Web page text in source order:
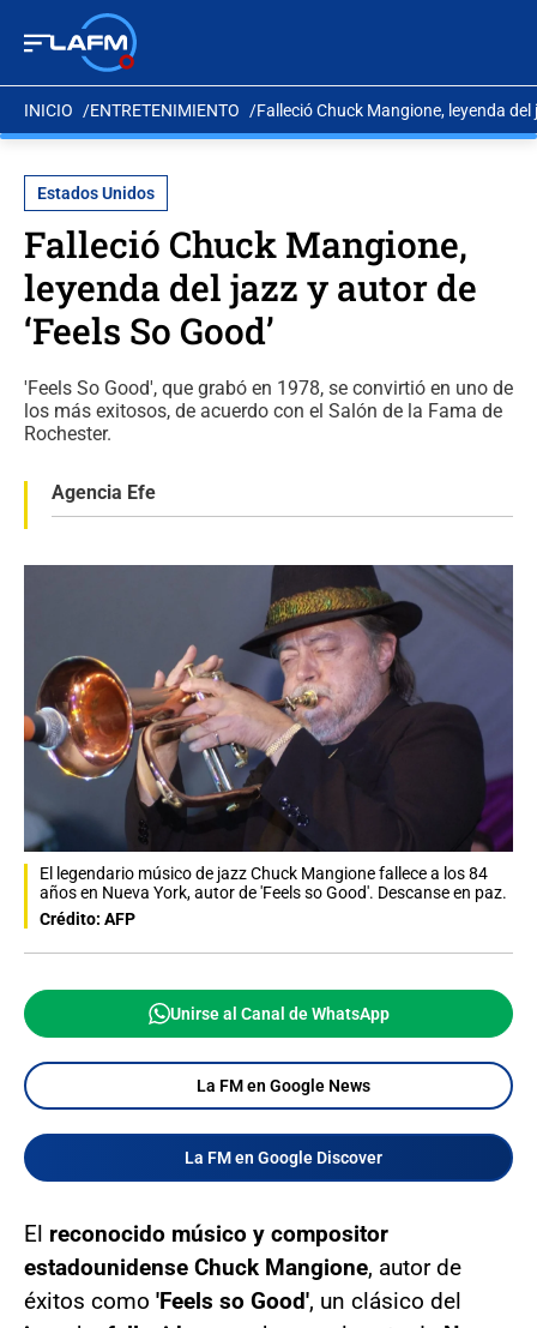
INICIO ENTRETENIMIENTO Falleció Chuck Mangione, leyenda del
Estados Unidos
Falleció Chuck Mangione,
leyenda del jazz y autor de
‘Feels So Good’
'Feels So Good', que grabó en 1978, se convirtió en uno de
los más exitosos, de acuerdo con el Salón de la Fama de
Rochester.
Agencia Efe
El legendario músico de jazz Chuck Mangione fallece a los 84
años en Nueva York, autor de 'Feels so Good'. Descanse en paz.
Crédito: AFP
Unirse al Canal de WhatsApp
La FM en Google News
La FM en Google Discover
El reconocido músico y compositor
estadounidense Chuck Mangione, autor de
éxitos como 'Feels so Good', un clásico del